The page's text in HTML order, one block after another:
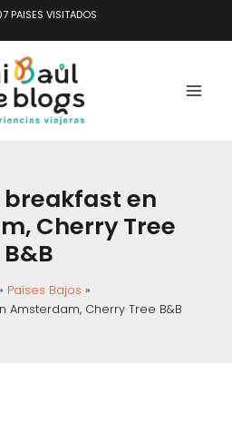
PAISES VISITADOS
breakfast en
Cherry Tree
B&B
Países Bajos
Amsterdam, Cherry Tree B&B